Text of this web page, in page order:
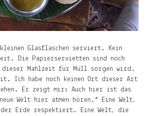
Glasflaschen serviert. Kein
Die Papierservietten sind noch
dieser Mahlzeit für Müll sorgen wird.
Ich habe noch keinen Ort dieser Art
Er zeigt mir: Auch hier ist das
Welt hier atmen hören.* Eine Welt,
der Erde respektiert. Eine Welt, die